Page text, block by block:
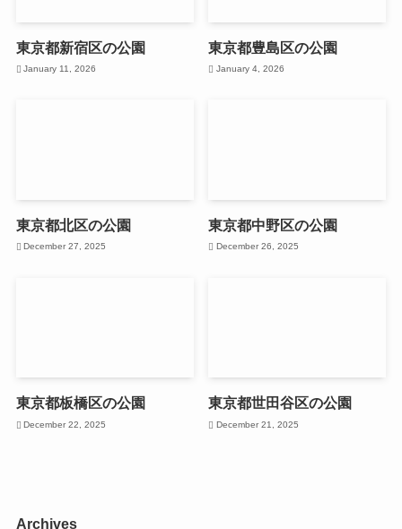
東京都新宿区の公園
January 11, 2026
東京都豊島区の公園
January 4, 2026
東京都北区の公園
December 27, 2025
東京都中野区の公園
December 26, 2025
東京都板橋区の公園
December 22, 2025
東京都世田谷区の公園
December 21, 2025
Archives